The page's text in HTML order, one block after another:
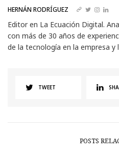
HERNÁN RODRÍGUEZ
Editor en La Ecuación Digital.
con más de 30 años de
de la tecnología en la empresa y
TWEET
POSTS